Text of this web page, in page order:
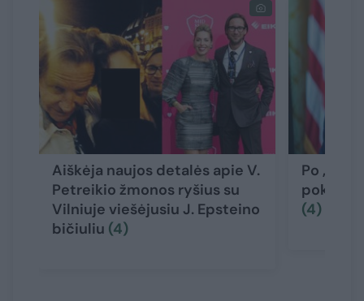
Aiškėja naujos detalės apie V.
Petreikio žmonos ryšius su
Vilniuje viešėjusiu J. Epsteino
bičiuliu (4)
Po
pokštų
(4)